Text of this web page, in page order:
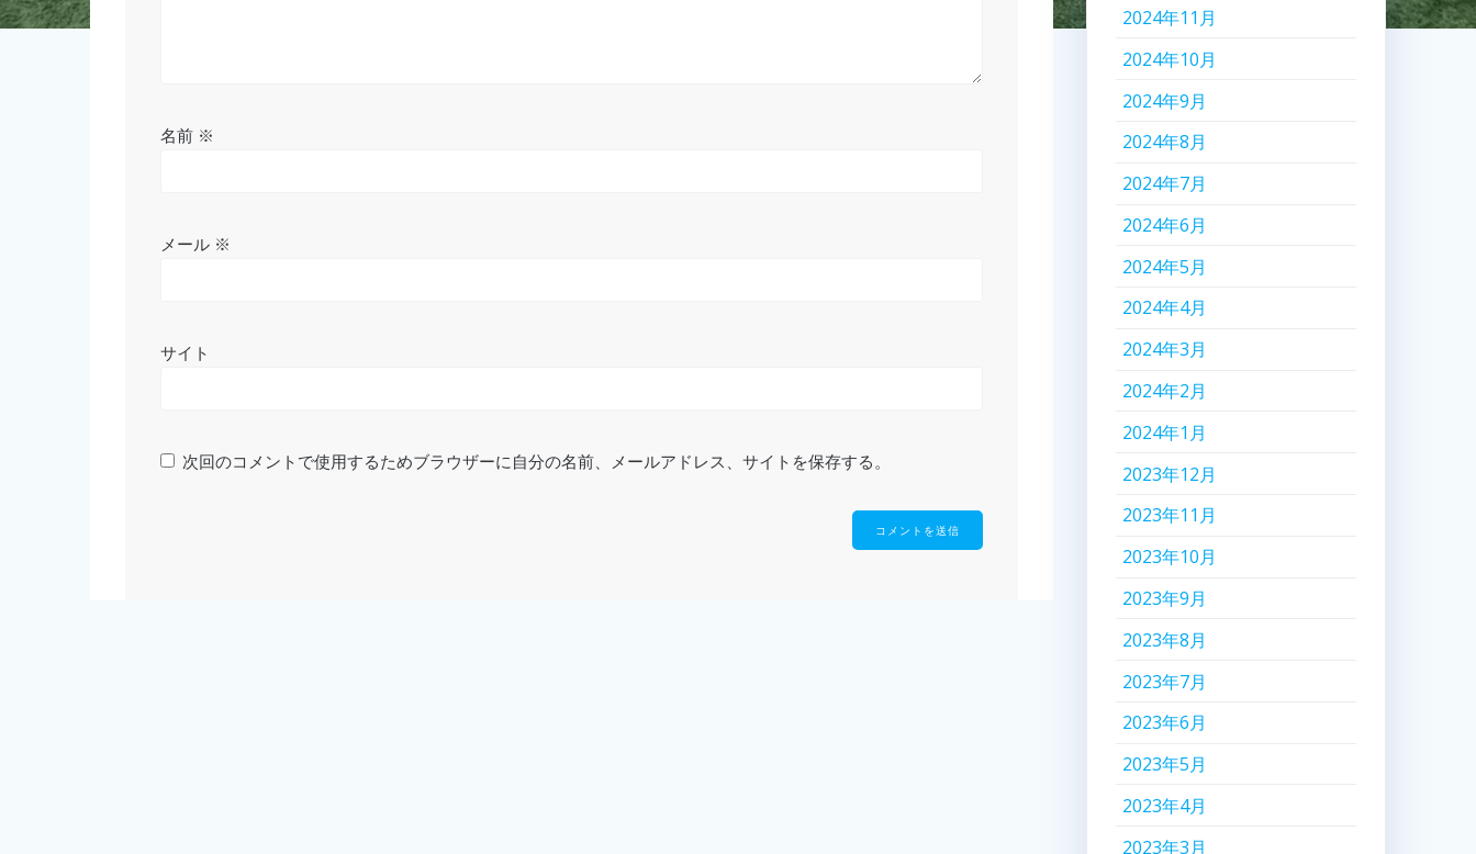
名前 ※
メール ※
サイト
次回のコメントで使用するためブラウザーに自分の名前、メールアドレス、サイトを保存する。
2024年11月
2024年10月
2024年9月
2024年8月
2024年7月
2024年6月
2024年5月
2024年4月
2024年3月
2024年2月
2024年1月
2023年12月
2023年11月
2023年10月
2023年9月
2023年8月
2023年7月
2023年6月
2023年5月
2023年4月
2023年3月